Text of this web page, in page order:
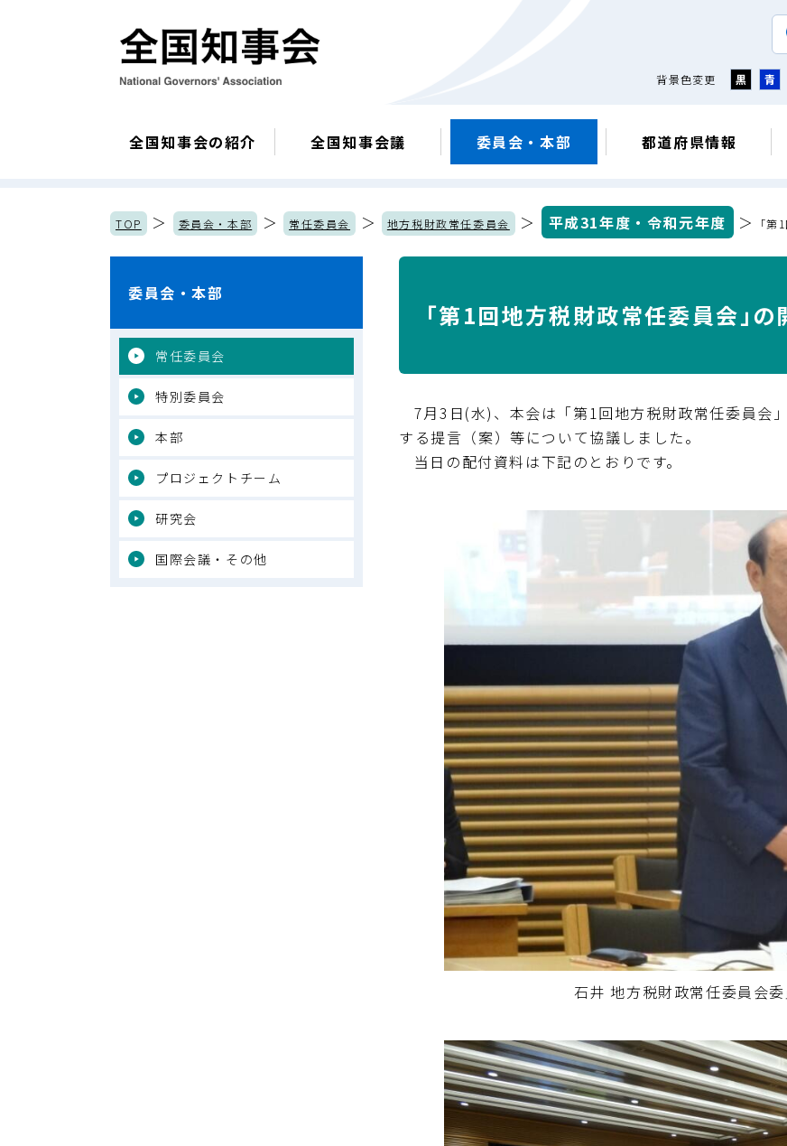
背景色変更 黒 青
全国知事会の紹介 全国知事会議 委員会・本部 都道府県情報
TOP ＞ 委員会・本部 ＞ 常任委員会 ＞ 地方税財政常任委員会 ＞ 平成31年度・令和元年度 ＞ ｢第
｢第1回地方税財政常任委員会｣の
7月3日(水)、本会は「第1回地方税財政常任委員会
する提言（案）等について協議しました。
当日の配付資料は下記のとおりです。
石井 地方税財政常任委員会委
委員会・本部
常任委員会
特別委員会
本部
プロジェクトチーム
研究会
国際会議・その他